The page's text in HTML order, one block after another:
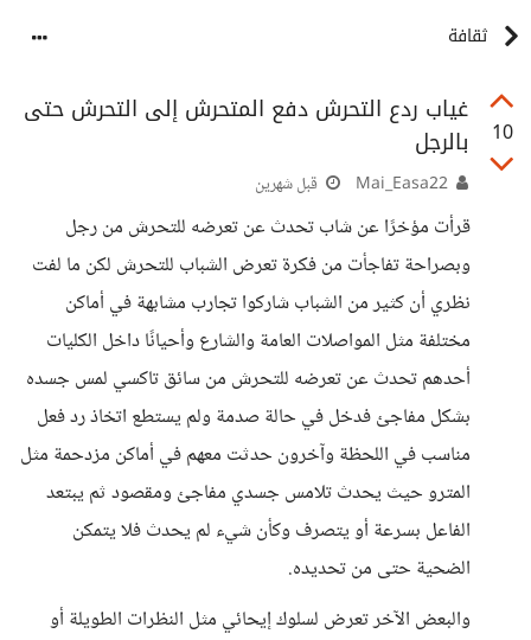
ثقافة
10
غياب ردع التحرش دفع المتحرش إلى التحرش حتى
بالرجل
قبل شهرين
قرأت مؤخرًا عن شاب تحدث عن تعرضه للتحرش من رجل
وبصراحة تفاجأت من فكرة تعرض الشباب للتحرش لكن ما لفت
نظري أن كثير من الشباب شاركوا تجارب مشابهة في أماكن
مختلفة مثل المواصلات العامة والشارع وأحيانًا داخل الكليات
أحدهم تحدث عن تعرضه للتحرش من سائق تاكسي لمس جسده
بشكل مفاجئ فدخل في حالة صدمة ولم يستطع اتخاذ رد فعل
مناسب في اللحظة وآخرون حدثت معهم في أماكن مزدحمة مثل
المترو حيث يحدث تلامس جسدي مفاجئ ومقصود ثم يبتعد
الفاعل بسرعة أو يتصرف وكأن شيء لم يحدث فلا يتمكن
الضحية حتى من تحديده.
والبعض الآخر تعرض لسلوك إيحائي مثل النظرات الطويلة أو